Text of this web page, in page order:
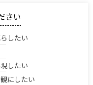
さい
したい
したい
にしたい